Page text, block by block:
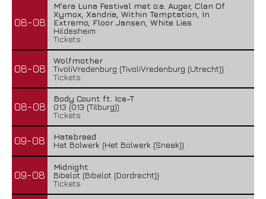
08-08
M'era Luna Festival met o.a. Auger, Clan Of
Xymox, Xandria, Within Temptation, In
Extremo, Floor Jansen, White Lies
Hildesheim
Tickets
08-08
Wolfmother
TivoliVredenburg (TivoliVredenburg (Utrecht))
Tickets
08-08
Body Count ft. Ice-T
013 (013 (Tilburg))
Tickets
09-08
Hatebreed
Het Bolwerk (Het Bolwerk (Sneek))
09-08
Midnight
Bibelot (Bibelot (Dordrecht))
Tickets